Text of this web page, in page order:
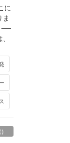
に
ま
──